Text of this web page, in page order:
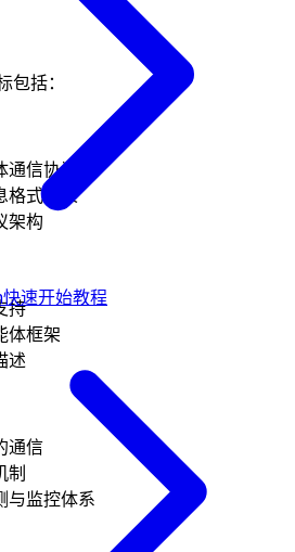
速开始教程
包括：
信协议
格式定义
架构
持
体框架
述
通信
制
与监控体系